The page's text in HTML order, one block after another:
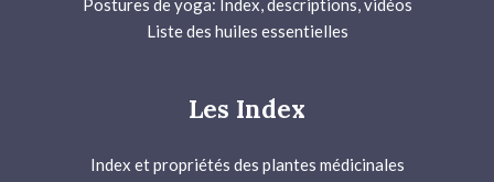
Postures de yoga: Index, descriptions, vidéos
Liste des huiles essentielles
Les Index
Index et propriétés des plantes médicinales